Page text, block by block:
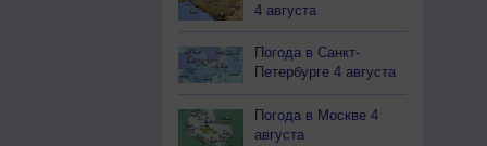
4 августа
Погода в Санкт-
Петербурге 4 августа
Погода в Москве 4
августа